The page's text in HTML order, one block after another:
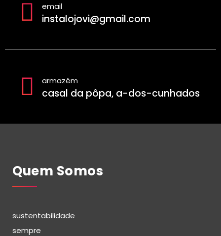
email
instalojovi@gmail.com
armazém
casal da pôpa, a-dos-cunhados
Quem Somos
sustentabilidade
sempre